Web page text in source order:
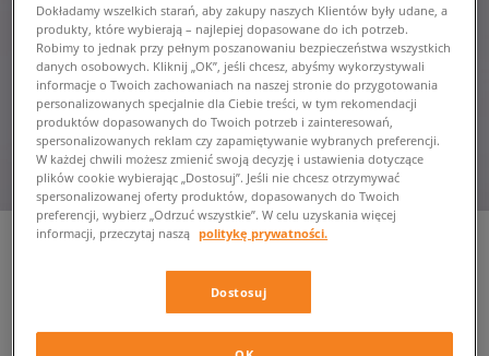
Dokładamy wszelkich starań, aby zakupy naszych Klientów były udane, a
produkty, które wybierają – najlepiej dopasowane do ich potrzeb.
Robimy to jednak przy pełnym poszanowaniu bezpieczeństwa wszystkich
danych osobowych. Kliknij „OK”, jeśli chcesz, abyśmy wykorzystywali
informacje o Twoich zachowaniach na naszej stronie do przygotowania
personalizowanych specjalnie dla Ciebie treści, w tym rekomendacji
produktów dopasowanych do Twoich potrzeb i zainteresowań,
spersonalizowanych reklam czy zapamiętywanie wybranych preferencji.
W każdej chwili możesz zmienić swoją decyzję i ustawienia dotyczące
plików cookie wybierając „Dostosuj”. Jeśli nie chcesz otrzymywać
spersonalizowanej oferty produktów, dopasowanych do Twoich
preferencji, wybierz „Odrzuć wszystkie”. W celu uzyskania więcej
informacji, przeczytaj naszą politykę prywatności.
Dostosuj